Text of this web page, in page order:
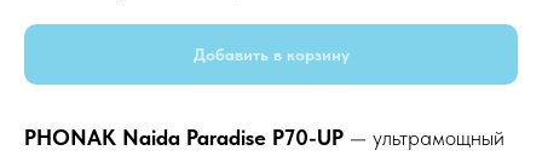
Добавить в корзину
PHONAK Naida Paradise P70-UP — ультрамощный